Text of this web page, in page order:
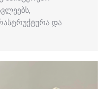
და